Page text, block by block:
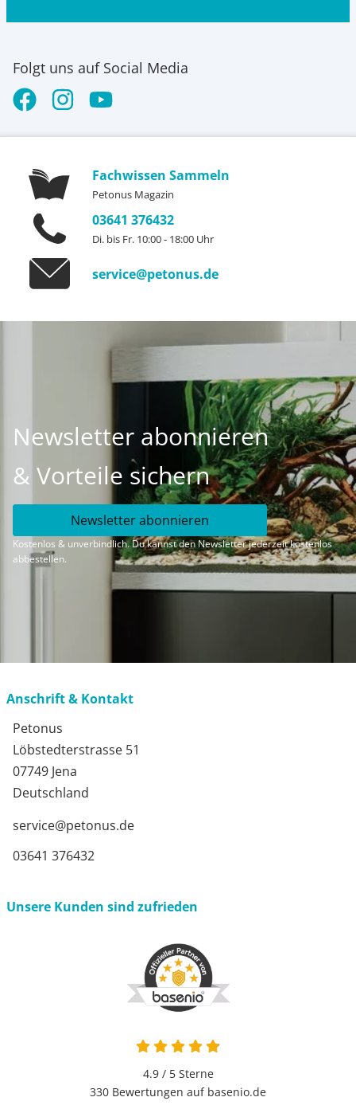
Folgt uns auf Social Media
Fachwissen Sammeln
Petonus Magazin
03641 376432
Di. bis Fr. 10:00 - 18:00 Uhr
service@petonus.de
Newsletter abonnieren
& Vorteile sichern
Newsletter abonnieren
Kostenlos & unverbindlich. Du kannst den Newsletter jederzeit kostenlos
abbestellen.
Anschrift & Kontakt
Petonus
Löbstedterstrasse 51
07749 Jena
Deutschland
service@petonus.de
03641 376432
Unsere Kunden sind zufrieden
4.9 von 5
4.9 / 5Sterne
330 Bewertungen auf basenio.de